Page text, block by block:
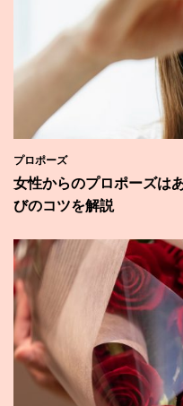
プロポーズ
女性からのプロポーズは
びのコツを解説